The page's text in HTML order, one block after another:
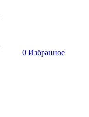
0 Избранное